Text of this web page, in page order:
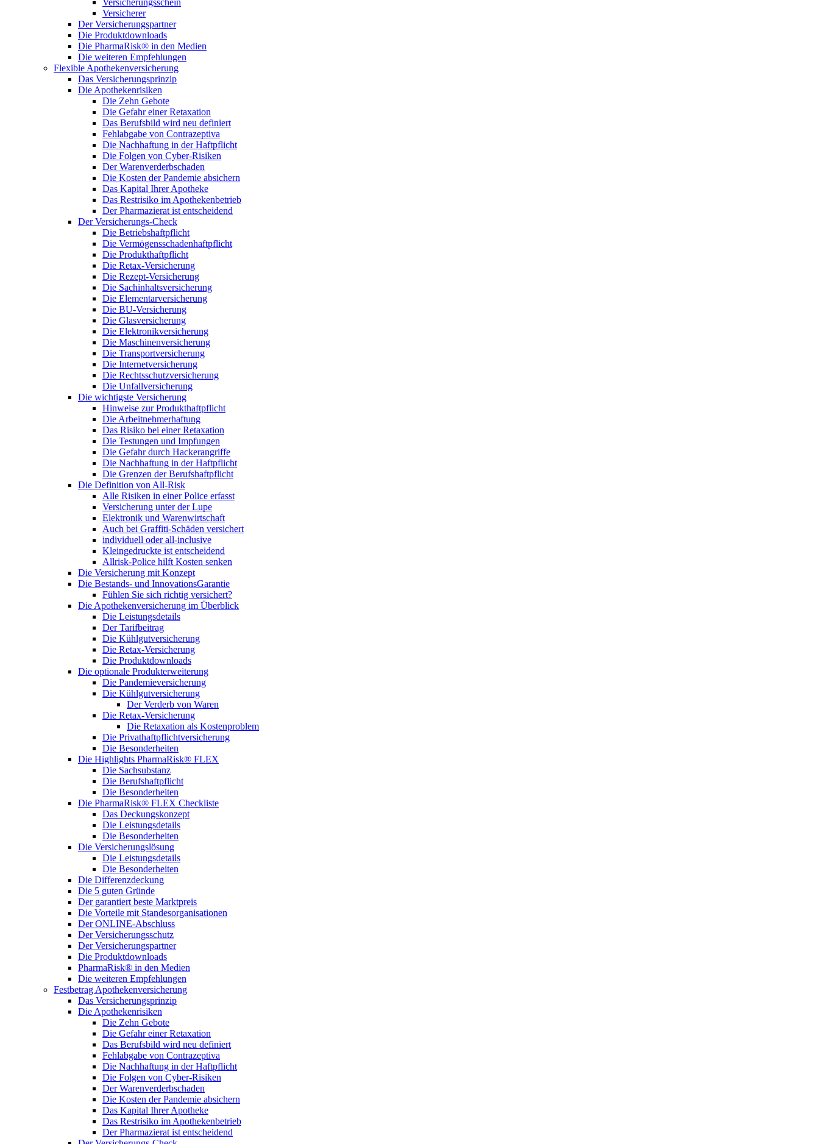
Versicherungsschein
Versicherer
Der Versicherungspartner
Die Produktdownloads
Die PharmaRisk® in den Medien
Die weiteren Empfehlungen
Flexible Apothekenversicherung
Das Versicherungsprinzip
Die Apothekenrisiken
Die Zehn Gebote
Die Gefahr einer Retaxation
Das Berufsbild wird neu definiert
Fehlabgabe von Contrazeptiva
Die Nachhaftung in der Haftpflicht
Die Folgen von Cyber-Risiken
Der Warenverderbschaden
Die Kosten der Pandemie absichern
Das Kapital Ihrer Apotheke
Das Restrisiko im Apothekenbetrieb
Der Pharmazierat ist entscheidend
Der Versicherungs-Check
Die Betriebshaftpflicht
Die Vermögensschadenhaftpflicht
Die Produkthaftpflicht
Die Retax-Versicherung
Die Rezept-Versicherung
Die Sachinhaltsversicherung
Die Elementarversicherung
Die BU-Versicherung
Die Glasversicherung
Die Elektronikversicherung
Die Maschinenversicherung
Die Transportversicherung
Die Internetversicherung
Die Rechtsschutzversicherung
Die Unfallversicherung
Die wichtigste Versicherung
Hinweise zur Produkthaftpflicht
Die Arbeitnehmerhaftung
Das Risiko bei einer Retaxation
Die Testungen und Impfungen
Die Gefahr durch Hackerangriffe
Die Nachhaftung in der Haftpflicht
Die Grenzen der Berufshaftpflicht
Die Definition von All-Risk
Alle Risiken in einer Police erfasst
Versicherung unter der Lupe
Elektronik und Warenwirtschaft
Auch bei Graffiti-Schäden versichert
individuell oder all-inclusive
Kleingedruckte ist entscheidend
Allrisk-Police hilft Kosten senken
Die Versicherung mit Konzept
Die Bestands- und InnovationsGarantie
Fühlen Sie sich richtig versichert?
Die Apothekenversicherung im Überblick
Die Leistungsdetails
Der Tarifbeitrag
Die Kühlgutversicherung
Die Retax-Versicherung
Die Produktdownloads
Die optionale Produkterweiterung
Die Pandemieversicherung
Die Kühlgutversicherung
Der Verderb von Waren
Die Retax-Versicherung
Die Retaxation als Kostenproblem
Die Privathaftpflichtversicherung
Die Besonderheiten
Die Highlights PharmaRisk® FLEX
Die Sachsubstanz
Die Berufshaftpflicht
Die Besonderheiten
Die PharmaRisk® FLEX Checkliste
Das Deckungskonzept
Die Leistungsdetails
Die Besonderheiten
Die Versicherungslösung
Die Leistungsdetails
Die Besonderheiten
Die Differenzdeckung
Die 5 guten Gründe
Der garantiert beste Marktpreis
Die Vorteile mit Standesorganisationen
Der ONLINE-Abschluss
Der Versicherungsschutz
Der Versicherungspartner
Die Produktdownloads
PharmaRisk® in den Medien
Die weiteren Empfehlungen
Festbetrag Apothekenversicherung
Das Versicherungsprinzip
Die Apothekenrisiken
Die Zehn Gebote
Die Gefahr einer Retaxation
Das Berufsbild wird neu definiert
Fehlabgabe von Contrazeptiva
Die Nachhaftung in der Haftpflicht
Die Folgen von Cyber-Risiken
Der Warenverderbschaden
Die Kosten der Pandemie absichern
Das Kapital Ihrer Apotheke
Das Restrisiko im Apothekenbetrieb
Der Pharmazierat ist entscheidend